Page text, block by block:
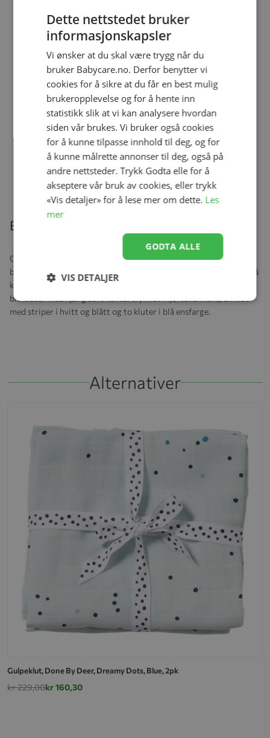
Powder
kr 439,00kr 299,00
Done By Deer Stick&Stay Spisesett,
Celebration Powder
kr 359,00kr 251,30
Done By Deer Kosebamse, Ephee
Sand
kr 449,00kr 314,30
Beskrivelse
Gulpeklutene er laget av supermyk økologisk GOTS-sertifisert
bomull. Et trygt og bærekraftig valg for alle småbarnsforeldre. Blå
kjærlighet! De myke 5-pakningene med klutservietter består av to
blå kluter med kjølig sort konturtrykk av Hjortevennene, en klut
med striper i hvitt og blått og to kluter i blå ensfarge.
Alternativer
Gulpeklut, Done By Deer, Dreamy Dots, Blue, 2pk
kr 229,00kr 160,30
Dette nettstedet bruker
informasjonskapsler
Vi ønsker at du skal være trygg når du
bruker Babycare.no. Derfor benytter vi
cookies for å sikre at du får en best mulig
brukeropplevelse og for å hente inn
statistikk slik at vi kan analysere hvordan
siden vår brukes. Vi bruker også cookies
for å kunne tilpasse innhold til deg, og for
å kunne målrette annonser til deg, også på
andre nettsteder. Trykk Godta elle for å
akseptere vår bruk av cookies, eller trykk
«Vis detaljer» for å lese mer om dette. Les
mer
GODTA ALLE
VIS DETALJER